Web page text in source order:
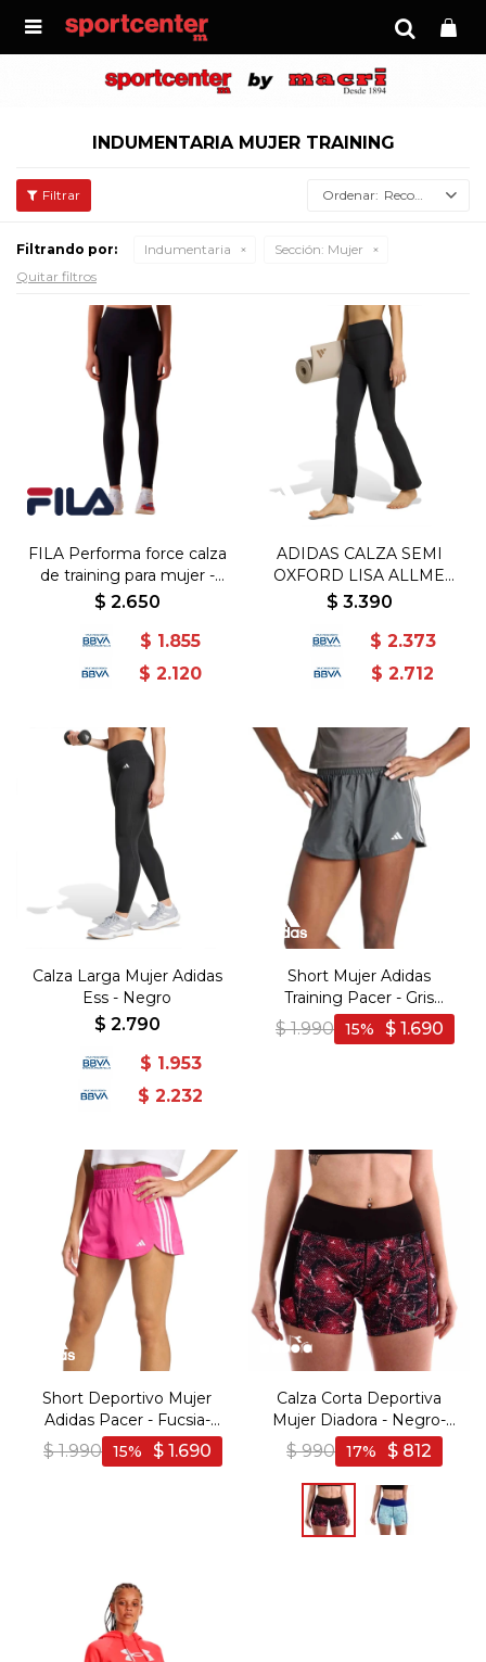

INDUMENTARIA MUJER TRAINING
Recomendados
Filtrando por: Indumentaria Sección: Mujer
Quitar filtros
FILA Performa force calza
de training para mujer -
Negro - Negro
$ 2.650
$ 1.855
$ 2.120
ADIDAS CALZA SEMI
OXFORD LISA ALLME
ESS FLARE - Negro
$ 3.390
$ 2.373
$ 2.712
Calza Larga Mujer Adidas
Ess - Negro
$ 2.790
$ 1.953
$ 2.232
Short Mujer Adidas
Training Pacer - Gris
Oscuro-Blanco
$ 1.990 $ 1.690
15
Short Deportivo Mujer
Adidas Pacer - Fucsia-
Blanco
$ 1.990 $ 1.690
15
Calza Corta Deportiva
Mujer Diadora - Negro-
Rosado
$ 990 $ 812
17